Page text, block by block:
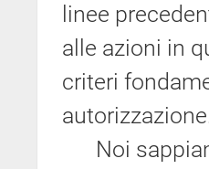
linee
alle azioni in
criteri
Noi